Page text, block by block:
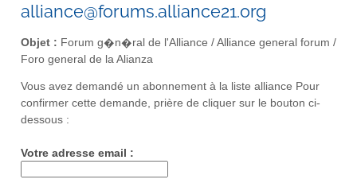
alliance@forums.alliance21.org
Objet : Forum g�n�ral de l'Alliance / Alliance general forum /
Foro general de la Alianza
Vous avez demandé un abonnement à la liste alliance Pour
confirmer cette demande, prière de cliquer sur le bouton ci-
dessous :
Votre adresse email :